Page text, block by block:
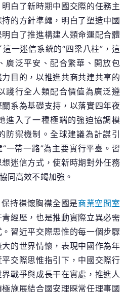
白了新時期中國交際的任務主
的方針準繩，明白了塑造中國
白了推進構建人類命運配合體
一迷信系統的“四梁八柱”，這
廣泛平安、配合繁華、開放包
目的，以推進共商共建共享的
踐行全人類配合價值為廣泛遵
系為基礎支持，以落實四年夜
進入了一種極端的強迫協調模
防禦機制。全球建議為計謀引
一帶一路”為主要實行平臺。習
迷信方式，使新時期對外任務
同高效不竭加強。
持襟懷胸襟全國是商業空間室
經歷，也是推動實際立異必需
習近平交際思惟的每一個步驟
的世界情懷，表現中國作為年
交際思惟指引下，中國交際行
戰爭與成長干在實處，推進人
施展結合國安理睬常任理事國